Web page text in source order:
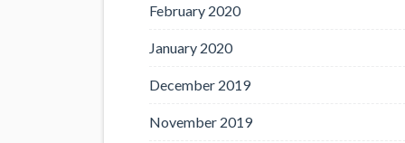
February 2020
January 2020
December 2019
November 2019